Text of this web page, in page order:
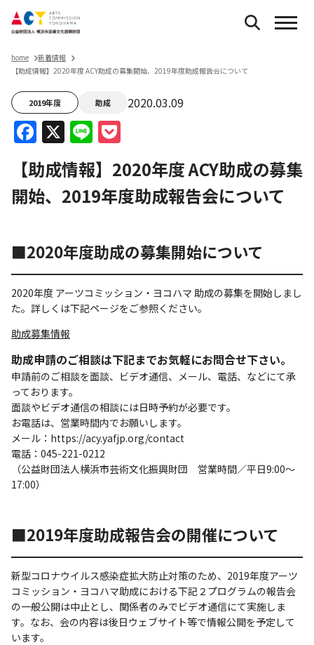
home
新着情報
【助成情報】2020年度 ACY助成の募集開始、2019年度助成報告会について
2019年度 助成 2020.03.09
Facebook
X Line
【助成情報】2020年度 ACY助成の募集
開始、2019年度助成報告会について
■2020年度助成の募集開始について
2020年度 アーツコミッション・ヨコハマ 助成の募集を開始しまし
た。詳しくは下記ページをご参照ください。
助成募集情報
助成申請のご相談は下記までお気軽にお問合せ下さい。
申請前のご相談を面談、ビデオ通信、メール、電話、などにて承
っております。
面談やビデオ通信の相談には日時予約が必要です。
お電話は、営業時間内でお願いします。
メール：https://acy.yafjp.org/contact
電話：045-221-0212
（公益財団法人横浜市芸術文化振興財団 営業時間／平日9:00～
17:00）
■2019年度助成報告会の開催について
新型コロナウイルス感染症拡大防止対策のため、2019年度アーツ
コミッション・ヨコハマ助成における下記２プログラムの報告会
の一般公開は中止とし、関係者のみでビデオ通信にて実施しま
す。なお、会の内容は後日ウェブサイト等で情報公開を予定して
います。